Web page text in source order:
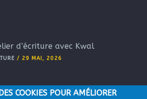
d’écriture avec Kwal
/ 29 MAI, 2026
COOKIES POUR AMÉLIORER